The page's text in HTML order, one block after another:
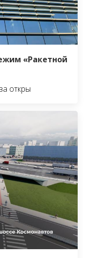
«Ракетной
откры